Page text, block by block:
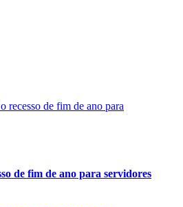
de fim de ano para servidores